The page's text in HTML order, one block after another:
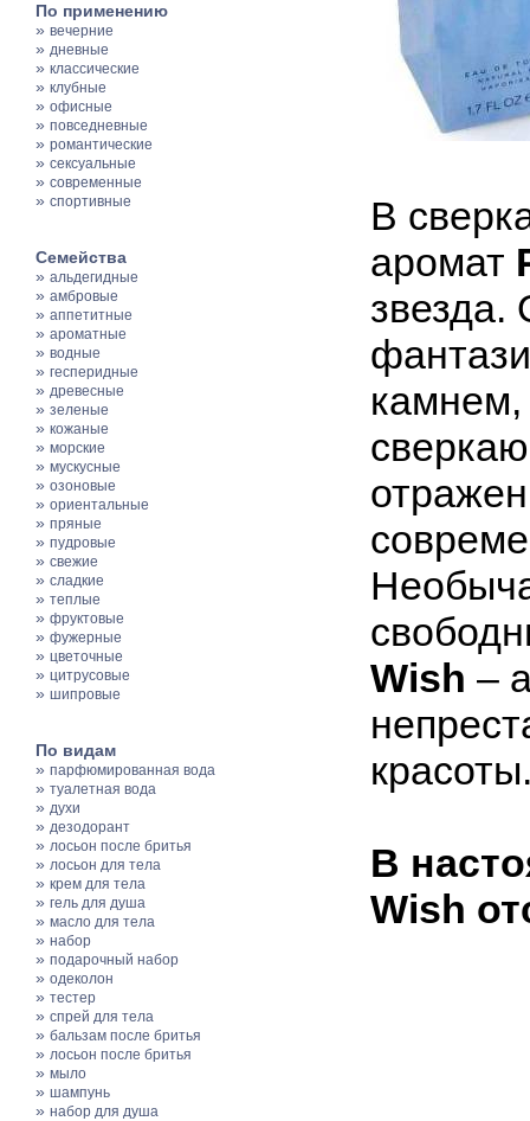
По применению
» вечерние
» дневные
» классические
» клубные
» офисные
» повседневные
» романтические
» сексуальные
» современные
» спортивные
Семейства
» альдегидные
» амбровые
» аппетитные
» ароматные
» водные
» гесперидные
» древесные
» зеленые
» кожаные
» морские
» мускусные
» озоновые
» ориентальные
» пряные
» пудровые
» свежие
» сладкие
» теплые
» фруктовые
» фужерные
» цветочные
» цитрусовые
» шипровые
По видам
» парфюмированная вода
» туалетная вода
» духи
» дезодорант
» лосьон после бритья
» лосьон для тела
» крем для тела
» гель для душа
» масло для тела
» набор
» подарочный набор
» одеколон
» тестер
» спрей для тела
» бальзам после бритья
» лосьон после бритья
» мыло
» шампунь
» набор для душа
В
аромат
звезда.
Wish –
В
Wish